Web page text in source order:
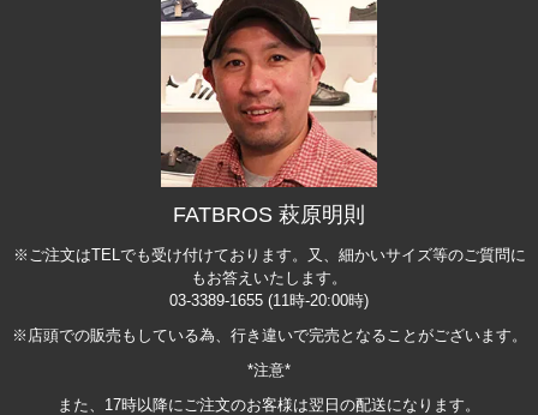
FATBROS 萩原明則
※ご注文はTELでも受け付けております。又、細かいサイズ等のご質問に
もお答えいたします。
03-3389-1655 (11時-20:00時)
※店頭での販売もしている為、行き違いで完売となることがございます。
*注意*
また、17時以降にご注文のお客様は翌日の配送になります。